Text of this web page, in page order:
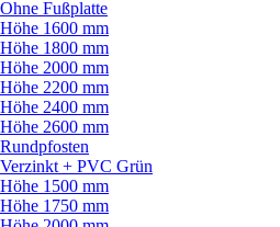
Ohne Fußplatte
Höhe 1600 mm
Höhe 1800 mm
Höhe 2000 mm
Höhe 2200 mm
Höhe 2400 mm
Höhe 2600 mm
Rundpfosten
Verzinkt + PVC Grün
Höhe 1500 mm
Höhe 1750 mm